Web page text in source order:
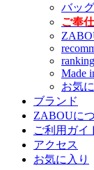
バッ
ご奉
Made
お気
ブランド
ZABOUに
ご利用ガイ
アクセス
お気に入り